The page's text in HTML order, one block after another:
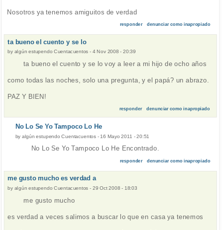
Nosotros ya tenemos amiguitos de verdad
responder denunciar como inapropiado
ta bueno el cuento y se lo
by algún estupendo Cuentacuentos - 4 Nov 2008 - 20:39
ta bueno el cuento y se lo voy a leer a mi hijo de ocho años
como todas las noches, solo una pregunta, y el papá? un abrazo.
PAZ Y BIEN!
responder denunciar como inapropiado
No Lo Se Yo Tampoco Lo He
byalgún estupendo Cuentacuentos - 16 Mayo 2011 - 20:51
No Lo Se Yo Tampoco Lo He Encontrado.
responder denunciar como inapropiado
me gusto mucho es verdad a
by algún estupendo Cuentacuentos - 29 Oct 2008 - 18:03
me gusto mucho
es verdad a veces salimos a buscar lo que en casa ya tenemos